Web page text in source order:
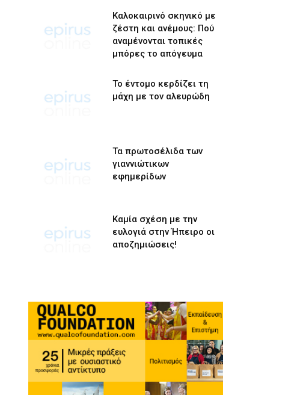
Καλοκαιρινό σκηνικό με
ζέστη και ανέμους: Πού
αναμένονται τοπικές
μπόρες το απόγευμα
Το έντομο κερδίζει τη
μάχη με τον αλευρώδη
Τα πρωτοσέλιδα των
γιαννιώτικων
εφημερίδων
Καμία σχέση με την
ευλογιά στην Ήπειρο οι
αποζημιώσεις!